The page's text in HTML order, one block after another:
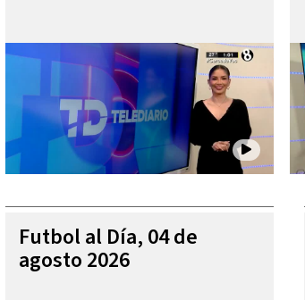
Futbol al Día, 04 de
agosto 2026